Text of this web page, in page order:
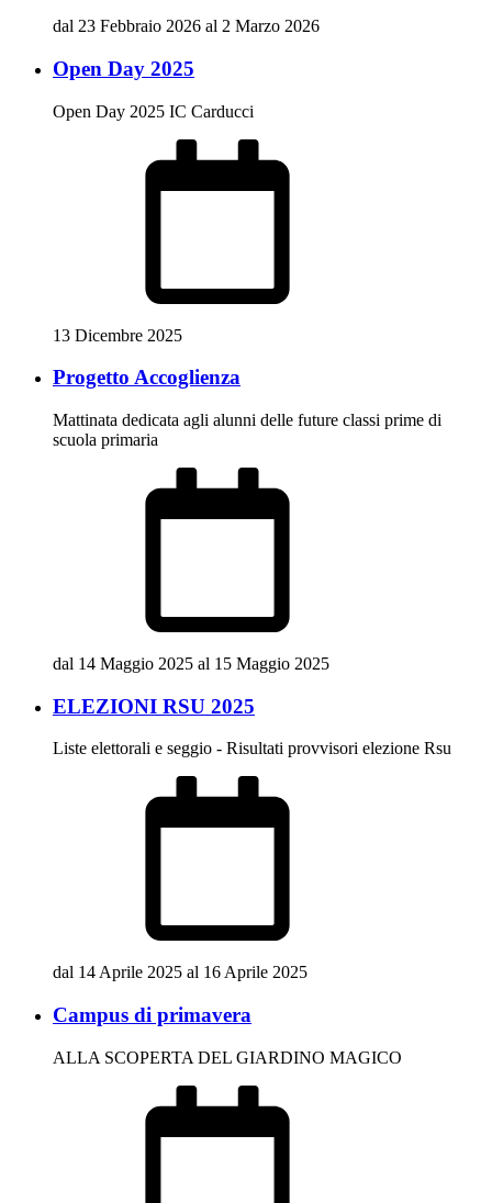
dal 23 Febbraio 2026 al 2 Marzo 2026
Open Day 2025
Open Day 2025 IC Carducci
13 Dicembre 2025
Progetto Accoglienza
Mattinata dedicata agli alunni delle future classi prime di
scuola primaria
dal 14 Maggio 2025 al 15 Maggio 2025
ELEZIONI RSU 2025
Liste elettorali e seggio - Risultati provvisori elezione Rsu
dal 14 Aprile 2025 al 16 Aprile 2025
Campus di primavera
ALLA SCOPERTA DEL GIARDINO MAGICO